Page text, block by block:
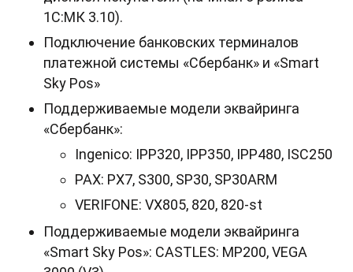
1С:МК 3.10).
Подключение банковских терминалов
платежной системы «Сбербанк» и «Smart
Sky Pos»
Поддерживаемые модели эквайринга
«Сбербанк»:
Ingenico: IPP320, IPP350, IPP480, ISC250
PAX: PX7, S300, SP30, SP30ARM
VERIFONE: VX805, 820, 820-st
Поддерживаемые модели эквайринга
«Smart Sky Pos»: CASTLES: MP200, VEGA